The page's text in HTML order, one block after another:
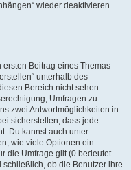
wieder deaktivieren.
Beitrag eines Themas
unterhalb des
Bereich nicht sehen
Umfragen zu
zwei Antwortmöglichkeiten in
sicherstellen, dass jede
Du kannst auch unter
wie viele Optionen ein
die Umfrage gilt (0 bedeutet
ob die Benutzer ihre